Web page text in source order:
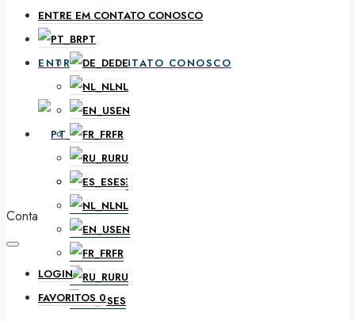
ENTRE EM CONTATO CONOSCO
PT
DE
NL
EN
FR
RU
ES
ENTRE EM CONTATO CONOSCO
PT
DE
NL
EN
FR
RU
ES
Conta
LOGIN
FAVORITOS 0